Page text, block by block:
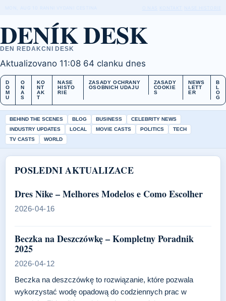
DENÍK DESK
DEN REDAKCNI DESK
Aktualizovano 11:08 64 clanku dnes
D
O
M
U
O
N
A
S
KO
NT
AK
T
NASE
HISTO
RIE
ZASADY OCHRANY
OSOBNICH UDAJU
ZASADY
COOKIE
S
NEWS
LETT
ER
B
L
O
G
BEHIND THE SCENES BLOG BUSINESS
CELEBRITY NEWS
INDUSTRY UPDATES
LOCAL MOVIE CASTS POLITICS
TECH
TV CASTS
WORLD
POSLEDNI AKTUALIZACE
Dres Nike – Melhores Modelos e Como Escolher
2026-04-16
Beczka na Deszczówkę – Kompletny Poradnik
2025
2026-04-12
Beczka na deszczówkę to rozwiązanie, które pozwala
wykorzystać wodę opadową do codziennych prac w